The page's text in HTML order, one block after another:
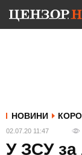
НОВИНИ
02.07.20 11:47
У ЗСУ за